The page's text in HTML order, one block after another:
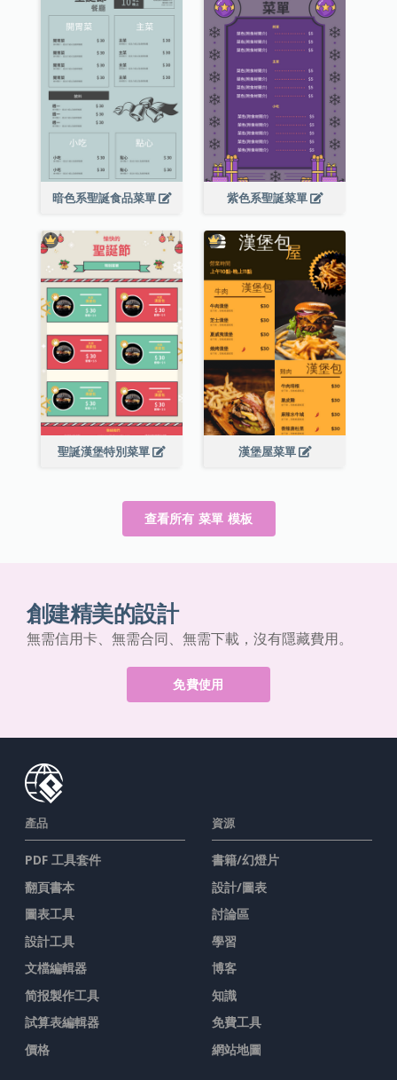
暗色系聖誕食品菜單 紫色系聖誕菜單
聖誕漢堡特別菜單 漢堡屋菜單
查看所有 菜單 模板
創建精美的設計
無需信用卡、無需合同、無需下載，沒有隱藏費用。
免費使用
產品
PDF 工具套件
翻頁書本
圖表工具
設計工具
文檔編輯器
简报製作工具
試算表編輯器
價格
資源
書籍/幻燈片
設計/圖表
討論區
學習
博客
知識
免費工具
網站地圖